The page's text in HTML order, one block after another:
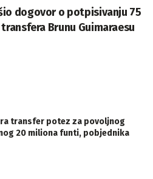
dogovor o potpisivanju 75
Brunu Guimaraesu
transfer potez za povoljnog
20 miliona funti, pobjednika